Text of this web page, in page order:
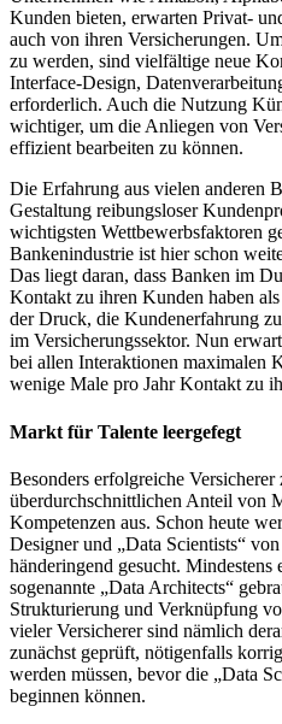
Kunden bieten, erwarten Privat-
auch von ihren Versicherungen.
zu werden, sind vielfältige neue
Interface-Design,
erforderlich. Auch die Nutzung
wichtiger, um die Anliegen von
effizient bearbeiten zu können.
Die Erfahrung aus vielen anderen
Gestaltung reibungsloser
wichtigsten Wettbewerbsfaktoren
Bankenindustrie ist hier schon
Das liegt daran, dass Banken im
Kontakt zu ihren Kunden haben
der Druck, die Kundenerfahrung
im Versicherungssektor. Nun
bei allen Interaktionen maximalen
wenige Male pro Jahr Kontakt zu
Markt für Talente leergefegt
Besonders erfolgreiche
überdurchschnittlichen Anteil von
Kompetenzen aus. Schon heute
Designer und „Data Scientists“
händeringend gesucht. Mindestens
sogenannte „Data Architects“
Strukturierung und Verknüpfung
vieler Versicherer sind nämlich
zunächst geprüft, nötigenfalls
werden müssen, bevor die „Data
beginnen können.